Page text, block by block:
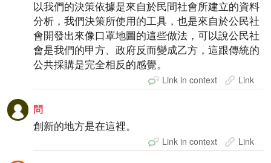
以我們的決策依據是來自於民間社會所建立的資料
分析，我們決策所使用的工具，也是來自於公民社
會開發出來像口罩地圖的這些做法，可以說公民社
會是我們的甲方、政府反而變成乙方，這跟傳統的
公共採購是完全相反的感覺。
Link in context Link
問
創新的地方是在這裡。
Link in context Link